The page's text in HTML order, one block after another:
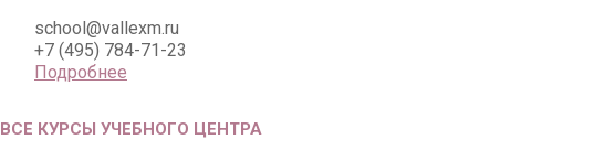
school@vallexm.ru
+7 (495) 784-71-23
Подробнее
ВСЕ КУРСЫ УЧЕБНОГО ЦЕНТРА